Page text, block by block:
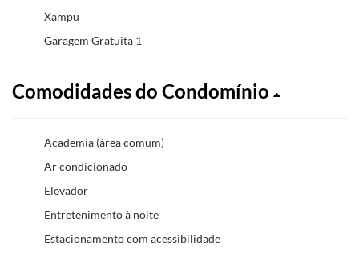
Xampu
Garagem Gratuita 1
Comodidades do Condomínio
Academia (área comum)
Ar condicionado
Elevador
Entretenimento à noite
Estacionamento com acessibilidade